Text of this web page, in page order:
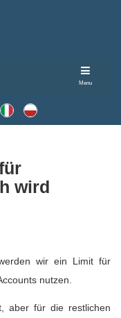
Menu
wird
wir ein Limit für
nutzen.
aber für die restlichen